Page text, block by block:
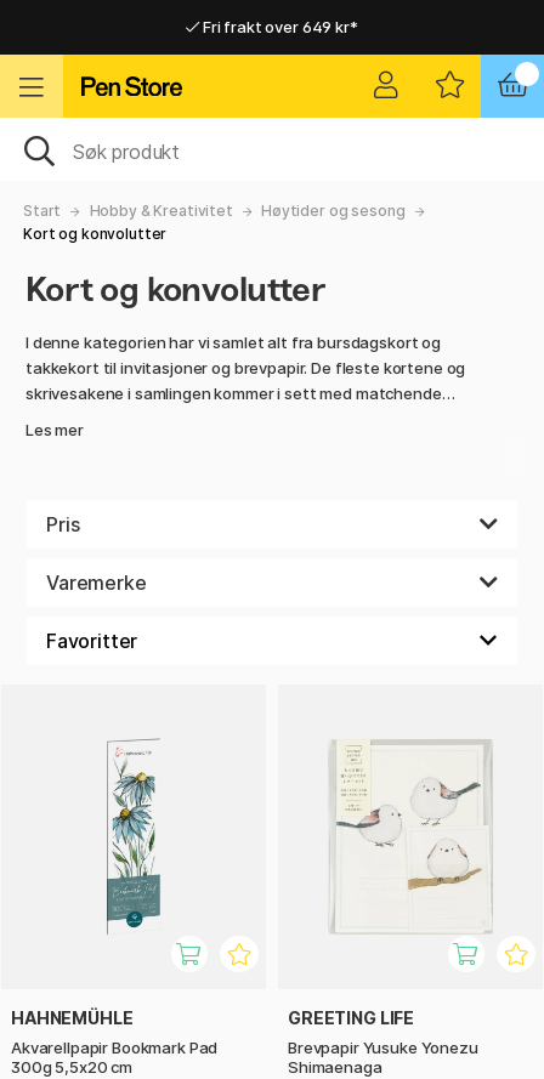
Fri frakt over 649 kr*
Raskt til dør eller utleveringssted
Raskt til dør eller utleveringssted
Start Hobby & Kreativitet
Høytider og sesong
Kort og konvolutter
Kort og konvolutter
I denne kategorien har vi samlet alt fra bursdagskort og
takkekort til invitasjoner og brevpapir. De fleste kortene og
skrivesakene i samlingen kommer i sett med matchende
Les mer
Pris
Varemerke
HAHNEMÜHLE
Akvarellpapir Bookmark Pad
300g 5,5x20 cm
GREETING LIFE
Brevpapir Yusuke Yonezu
Shimaenaga